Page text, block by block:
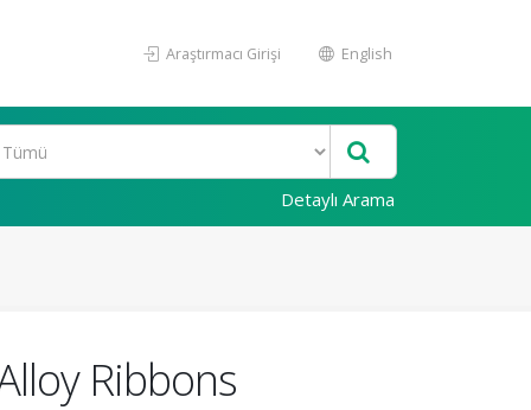
Araştırmacı Girişi English
Detaylı Arama
Ribbons